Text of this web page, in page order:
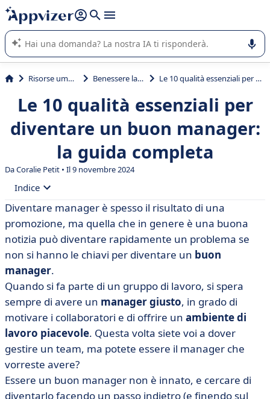
righe con
shift + enter
L'IA di Appvizer vi guida nell'utilizzo o nella scelta di un
software SaaS per la vostra azienda.
Risorse umane (HR) Benessere lavoratori Le 10 qualità essenziali per diventare un buon manager: la guida completa
Le 10 qualità essenziali per
diventare un buon manager:
la guida completa
Da Coralie Petit • Il 9 novembre 2024
Indice
• Il ruolo del manager in azienda
• Le 10 qualità di un buon manager
• In pratica, come si diventa un buon manager?
• Diventate il manager che vorreste avere!
Diventare manager è spesso il risultato di una
promozione, ma quella che in genere è una buona
notizia può diventare rapidamente un problema se
non si hanno le chiavi per diventare un buon
manager.
Quando si fa parte di un gruppo di lavoro, si spera
sempre di avere un manager giusto, in grado di
motivare i collaboratori e di offrire un ambiente di
lavoro piacevole. Questa volta siete voi a dover
gestire un team, ma potete essere il manager che
vorreste avere?
Essere un buon manager non è innato, e cercare di
diventarlo facendo un passo indietro (e finendo sul